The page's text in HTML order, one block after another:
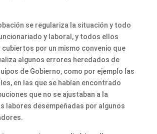
se regulariza la situación y todo
y laboral, y todos ellos
cubiertos por un mismo convenio que
algunos errores heredados de
de Gobierno, como por ejemplo las
en las que se habían encontrado
que no se ajustaban a la
labores desempeñadas por algunos